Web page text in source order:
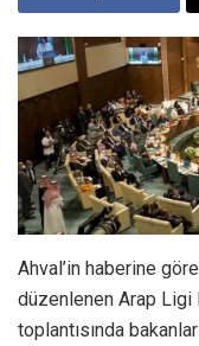
Ahval’in haberine göre
düzenlenen Arap Ligi
toplantısında